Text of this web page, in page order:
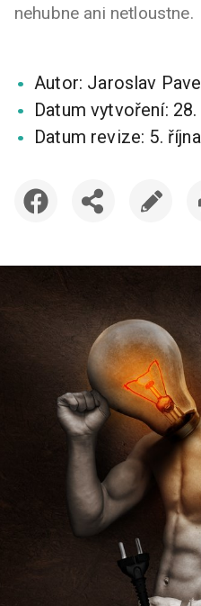
nehubne ani netloustne.
Autor: Jaroslav
Datum vytvoření:
Datum revize: 5.